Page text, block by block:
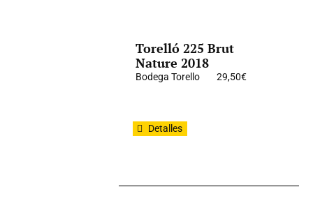
Torelló 225 Brut
Nature 2018
Bodega Torello 29,50€
Detalles